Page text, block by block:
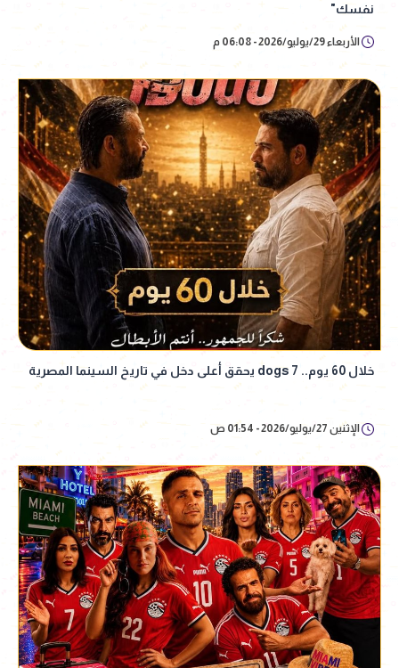
نفسك"
الأربعاء 29/يوليو/2026 - 06:08 م
خلال 60 يوم.. 7 dogs يحقق أعلى دخل في تاريخ السينما المصرية
الإثنين 27/يوليو/2026 - 01:54 ص